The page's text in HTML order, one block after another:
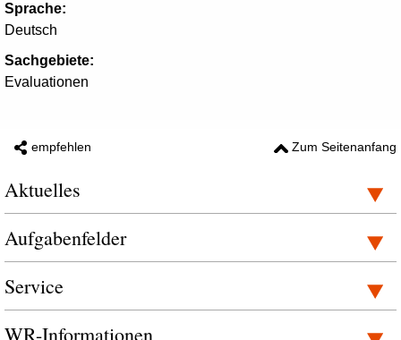
Sprache:
Deutsch
Sachgebiete:
Evaluationen
empfehlen Zum Seitenanfang
Aktuelles
Aufgabenfelder
Service
WR-Informationen